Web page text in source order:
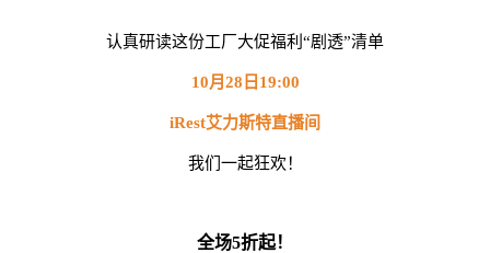
认真研读这份工厂大促福利“剧透”清单
10月28日19:00
iRest艾力斯特直播间
我们一起狂欢！
全场5折起！